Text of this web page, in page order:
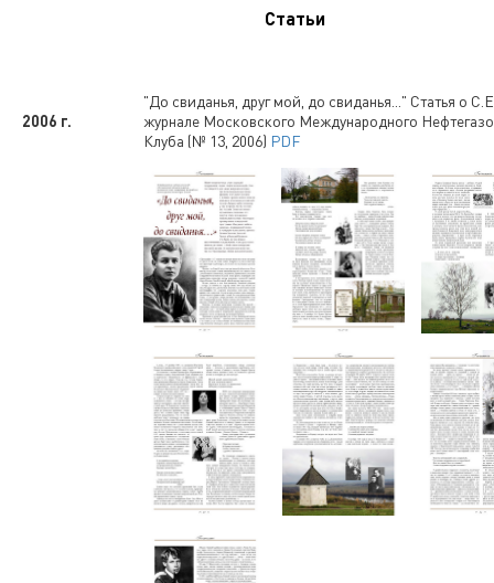
Статьи
2006 г.
"До свиданья, друг мой, до свиданья..." Статья о
журнале Московского Международного
Клуба (№ 13, 2006) PDF